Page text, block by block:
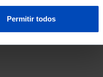
Permitir todos